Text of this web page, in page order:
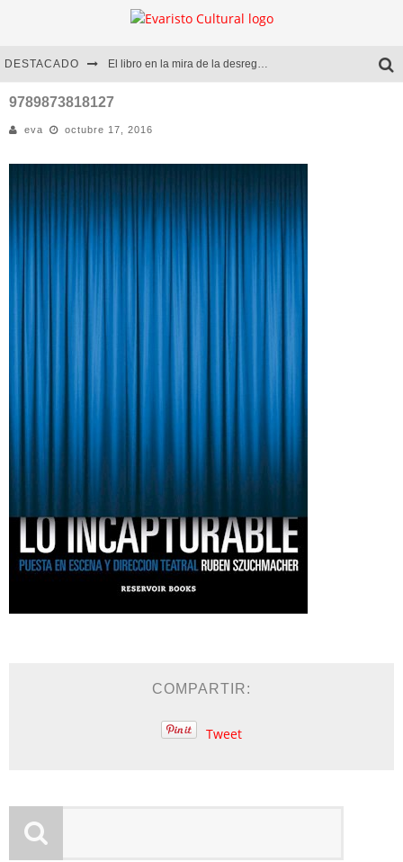
DESTACADO El libro en la mira de la desregulación
Marcelo Rubio | El llovedor
Diego Meret | Hotel Acapulco
9789873818127
eva octubre 17, 2016
COMPARTIR:
Tweet